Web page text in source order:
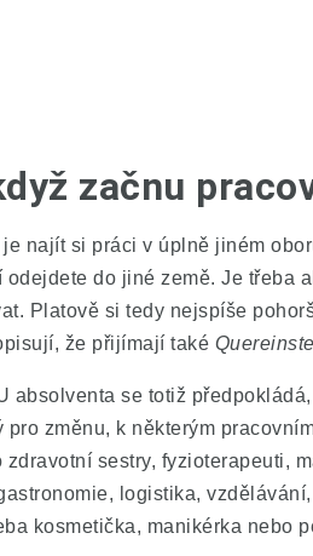
začnu
najít si práci v úplně jiném
do jiné země. Je
Platově si tedy nejspíše
že přijímají také
absolventa se totiž
změnu, k některým
sestry, fyzioterapeuti,
logistika,
kosmetička, manikérka